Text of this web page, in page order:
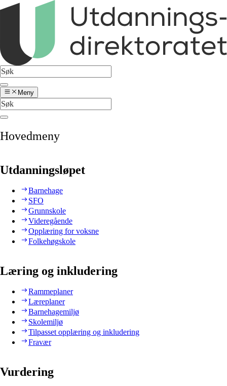
Meny
Hovedmeny
Utdanningsløpet
Barnehage
SFO
Grunnskole
Videregående
Opplæring for voksne
Folkehøgskole
Læring og inkludering
Rammeplaner
Læreplaner
Barnehagemiljø
Skolemiljø
Tilpasset opplæring og inkludering
Fravær
Vurdering